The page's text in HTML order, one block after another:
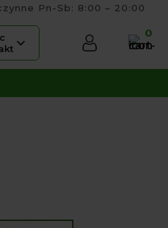
Pn-Sb: 8:00 – 20:00
0